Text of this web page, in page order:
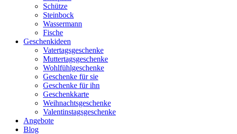
Schütze
Steinbock
Wassermann
Fische
Geschenkideen
Vatertagsgeschenke
Muttertagsgeschenke
Wohlfühlgeschenke
Geschenke für sie
Geschenke für ihn
Geschenkkarte
Weihnachtsgeschenke
Valentinstagsgeschenke
Angebote
Blog